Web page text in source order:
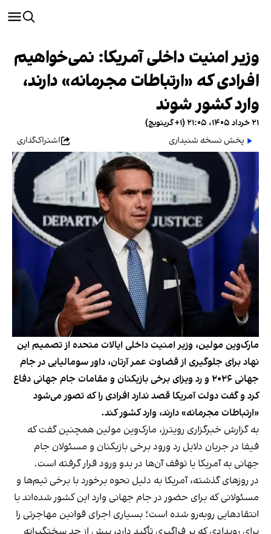
وزیر امنیت داخلی آمریکا: نمی‌خواهیم
افرادی که «ارتباطات مجرمانه» دارند،
وارد کشور شوند
۲۱ خرداد ۱۴۰۵، ۲۱:۰۵ (‎+۱ گرینویچ)
پخش نسخه شنیداری
اشتراک‌گذاری
مارک‌وین مولین، وزیر امنیت داخلی ایالات متحده از تصمیم این
نهاد برای جلوگیری از قضاوت عمر آرتان،‌ داور سومالیایی در جام
جهانی ۲۰۲۶ و رد ویزای برخی بازیکنان و مقامات جام جهانی دفاع
کرد و گفت دولت آمریکا قصد ندارد افرادی را که تصور می‌شود
«ارتباطات مجرمانه» دارند، وارد کشور کند.
به گزارش خبرگزاری رویترز، مارک‌وین مولین همچنین گفت که
فیفا در جریان دلایل رد ورود برخی بازیکنان و مسئولان جام
جهانی به آمریکا یا توقف آن‌ها در بدو ورود قرار گرفته است.
در روزهای گذشته، آمریکا به دلیل نحوه برخورد با برخی تیم‌ها و
مسئولانی که برای حضور در جام جهانی وارد این کشور شده‌اند با
انتقادهایی روبه‌رو شده است؛ بسیاری اجرای قوانین مهاجرتی را